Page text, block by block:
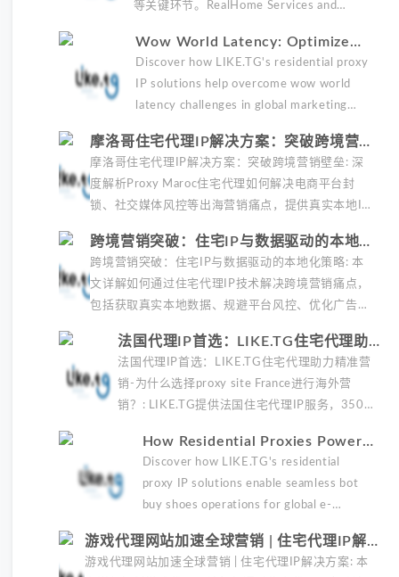
等关键环节。RealHome Services and
这些痛点。通过与LIKE.TG住宅代理IP服务
的战略合作，我们为客户提供了稳定、安全
且经济高效的全球网络访问解决方案，助力
企业突破地域限制，实现精准营销。
RealHome Services and
Wow World Latency: Optimize
Global Marketing with LIKE.TG
Proxy
Discover how LIKE.TG's residential proxy
IP solutions help overcome wow world
latency challenges in global marketing
摩洛哥住宅代理IP解决方案：突破跨境营销
壁垒
摩洛哥住宅代理IP解决方案：突破跨境营销壁垒: 深
度解析Proxy Maroc住宅代理如何解决电商平台封
锁、社交媒体风控等出海营销痛点，提供真实本地IP
量评估标准。
跨境营销突破：住宅IP与数据驱动的本地化
策略
跨境营销突破：住宅IP与数据驱动的本地化策略: 本
文详解如何通过住宅代理IP技术解决跨境营销痛点，
包括获取真实本地数据、规避平台风控、优化广告投
战方案，助力企业构建精准全球营销网络。
法国代理IP首选：LIKE.TG住宅代理助
力精准营销
法国代理IP首选：LIKE.TG住宅代理助力精准营
销-为什么选择proxy site France进行海外营
销？: LIKE.TG提供法国住宅代理IP服务，3500
实现精准海外营销。
How Residential Proxies Power
Successful Bot Buy Shoes
Strategies
Discover how LIKE.TG's residential
proxy IP solutions enable seamless bot
buy shoes operations for global e-
and real-world applications.
游戏代理网站加速全球营销 | 住宅代理IP解
决方案
游戏代理网站加速全球营销 | 住宅代理IP解决方案: 本